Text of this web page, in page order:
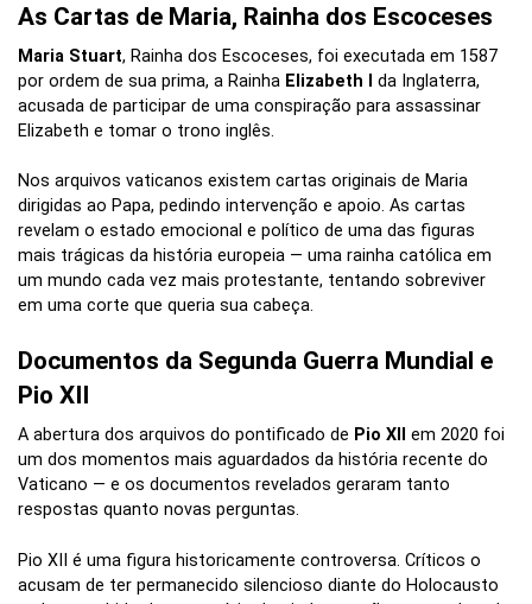
As Cartas de Maria, Rainha dos Escoceses
Maria Stuart, Rainha dos Escoceses, foi executada em 1587
por ordem de sua prima, a Rainha Elizabeth I
da Inglaterra,
acusada de participar de uma conspiração para assassinar
Elizabeth e tomar o trono inglês.
Nos arquivos vaticanos existem cartas originais de Maria
dirigidas ao Papa, pedindo intervenção e apoio. As cartas
revelam o estado emocional e político de uma das figuras
mais trágicas da história europeia — uma rainha católica em
um mundo cada vez mais protestante, tentando sobreviver
em uma corte que queria sua cabeça.
Documentos da Segunda Guerra Mundial e
Pio XII
A abertura dos arquivos do pontificado de Pio XII
em 2020 foi
um dos momentos mais aguardados da história recente do
Vaticano — e os documentos revelados geraram tanto
respostas quanto novas perguntas.
Pio XII é uma figura historicamente controversa. Críticos o
acusam de ter permanecido silencioso diante do Holocausto